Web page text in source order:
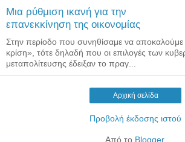
Μια ρύθμιση ικανή για την
επανεκκίνηση της οικονομίας
Στην περίοδο που συνηθίσαμε να αποκαλούμε
κρίση», τότε δηλαδή που οι επιλογές των
μεταπολίτευσης έδειξαν το πραγ...
Αρχική σελίδα
Προβολή έκδοσης ιστού
Από το Blogger.